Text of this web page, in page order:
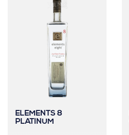
ELEMENTS 8
PLATINUM